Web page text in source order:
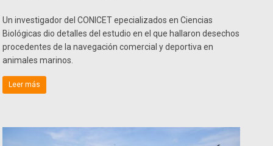
Un investigador del CONICET epecializados en Ciencias
Biológicas dio detalles del estudio en el que hallaron desechos
procedentes de la navegación comercial y deportiva en
animales marinos.
Leer más